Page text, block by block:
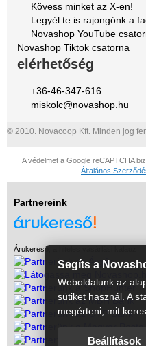
Kövess minket az X-en!
Legyél te is rajongónk a
Novashop YouTube
Novashop Tiktok csatorna
elérhetőség
+36-46-347-616
miskolc@novashop.hu
© 2010. Novacoop Kft. Minden jog
A védelmet a Google reCAPTCHA
Általános
Partnereink
Árukereső, a hiteles vásárlási kalauz
Segíts a
Weboldalunk az
sütiket használ. A
megérteni, mit
Beállítások